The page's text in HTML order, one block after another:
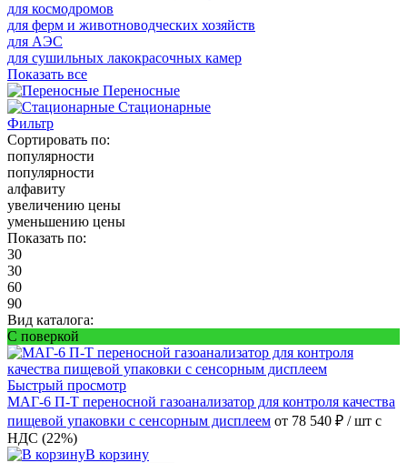
для космодромов
для ферм и животноводческих хозяйств
для АЭС
для сушильных лакокрасочных камер
Показать все
Переносные
Стационарные
Фильтр
Сортировать по:
популярности
популярности
алфавиту
увеличению цены
уменьшению цены
Показать по:
30
30
60
90
Вид каталога:
С поверкой
Быстрый просмотр
МАГ-6 П-Т переносной газоанализатор для контроля качества
пищевой упаковки с сенсорным дисплеем от 78 540 ₽ / шт с
НДС (22%)
В корзину